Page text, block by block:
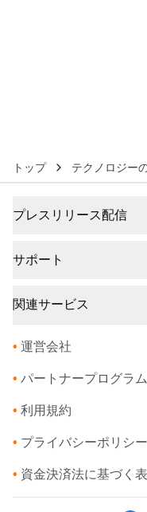
トップ テクノロジー
プレスリリース配信
サポート
関連サービス
• 運営会社
• パートナープログラム
• 利用規約
• プライバシーポリシー
• 資金決済法に基づく